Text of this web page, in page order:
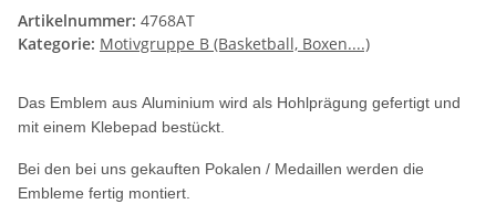
Artikelnummer: 4768AT
Kategorie: Motivgruppe B (Basketball, Boxen....)
Das Emblem aus Aluminium wird als Hohlprägung gefertigt und
mit einem Klebepad bestückt.
Bei den bei uns gekauften Pokalen / Medaillen werden die
Embleme fertig montiert.